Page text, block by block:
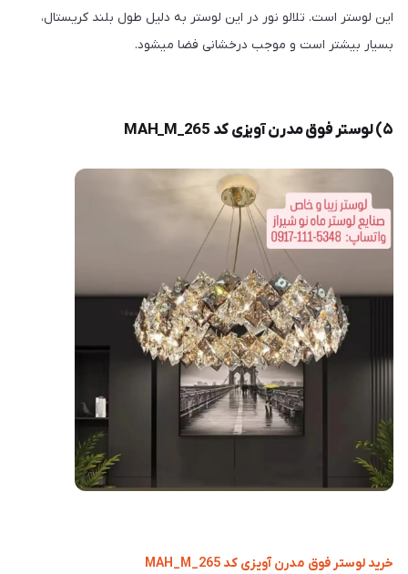
این لوستر است. تلالو نور در این لوستر به دلیل طول بلند کریستال،
بسیار بیشتر است و موجب درخشانی فضا میشود.
۵) لوستر فوق مدرن آویزی کد MAH_M_265
خرید لوستر فوق مدرن آویزی کد MAH_M_265